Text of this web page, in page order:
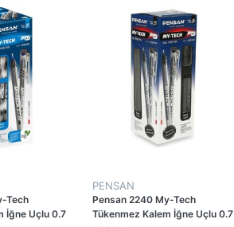
Tech
İğne Uçlu 0.7
PENSAN
Pensan 2240 My-Tech
Tükenmez Kalem İğne Uçlu 0.7